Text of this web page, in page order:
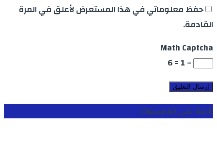
حفظ معلوماتي في هذا المستعرض لأعلق في المرة
القادمة.
Math Captcha
− 1 = 6
تابعنا على الفايسبوك